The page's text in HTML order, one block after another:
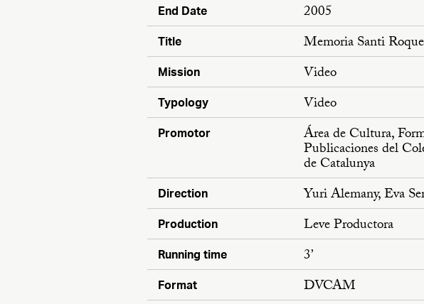
End Date 2005
Title Memoria Santi
Mission Video
Typology Video
Promotor Área de Cultura,
Publicaciones del
de Catalunya
Direction Yuri Alemany, Eva
Production Leve Productora
Running time 3’
Format DVCAM